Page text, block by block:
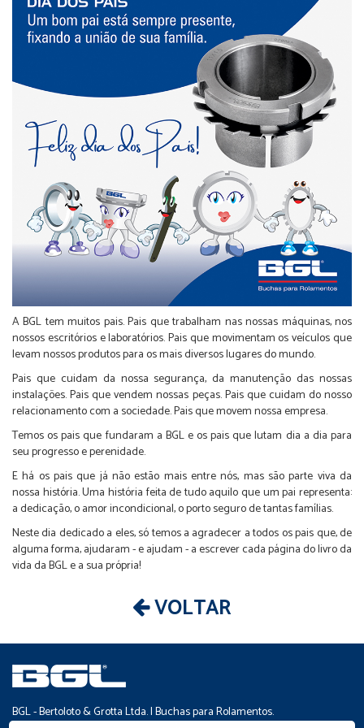
A BGL tem muitos pais. Pais que trabalham nas nossas máquinas, nos
nossos escritórios e laboratórios. Pais que movimentam os veículos que
levam nossos produtos para os mais diversos lugares do mundo.
Pais que cuidam da nossa segurança, da manutenção das nossas
instalações. Pais que vendem nossas peças. Pais que cuidam do nosso
relacionamento com a sociedade. Pais que movem nossa empresa.
Temos os pais que fundaram a BGL e os pais que lutam dia a dia para
seu progresso e perenidade.
E há os pais que já não estão mais entre nós, mas são parte viva da
nossa história. Uma história feita de tudo aquilo que um pai representa:
a dedicação, o amor incondicional, o porto seguro de tantas famílias.
Neste dia dedicado a eles, só temos a agradecer a todos os pais que, de
alguma forma, ajudaram - e ajudam - a escrever cada página do livro da
vida da BGL e a sua própria!
VOLTAR
BGL - Bertoloto & Grotta Ltda. | Buchas para Rolamentos.